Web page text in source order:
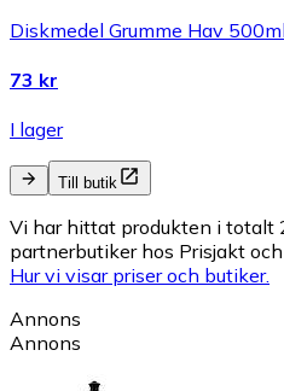
Diskmedel Grumme Hav 500ml
73 kr
I lager
Till butik
Vi har hittat produkten i totalt
partnerbutiker hos Prisjakt
Hur vi visar priser och butiker.
Annons
Annons